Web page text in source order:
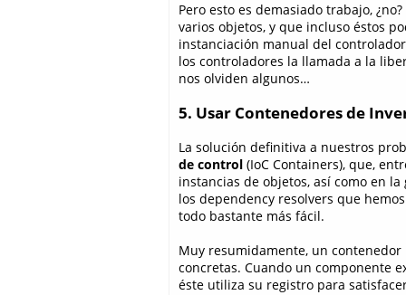
Pero esto es demasiado trabajo,
varios objetos, y que incluso éstos
instanciación manual del
los controladores la llamada a la
nos olviden algunos…
5. Usar Contenedores de
La solución definitiva a nuestros
de control (IoC Containers), que,
instancias de objetos, así como en
los dependency resolvers que
todo bastante más fácil.
Muy resumidamente, un
concretas. Cuando un componente
éste utiliza su registro para